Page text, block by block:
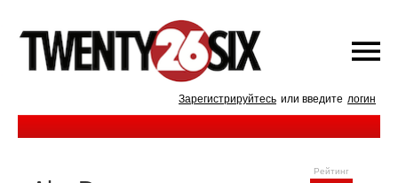
Зарегистрируйтесь или введите логин
Рейтинг